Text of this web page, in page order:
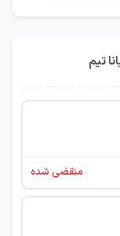
تیم
منقضی شده